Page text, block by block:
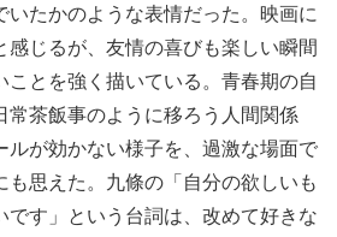
いたかのような表情だった。映画に
感じるが、友情の喜びも楽しい瞬間
ことを強く描いている。青春期の自
常茶飯事のように移ろう人間関係
ルが効かない様子を、過激な場面で
も思えた。九條の「自分の欲しいも
です」という台詞は、改めて好きな